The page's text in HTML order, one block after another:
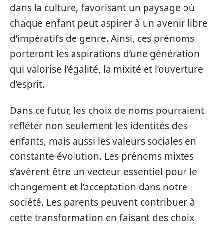
dans la culture, favorisant un paysage où
chaque enfant peut aspirer à un avenir libre
d’impératifs de genre. Ainsi, ces prénoms
porteront les aspirations d’une génération
qui valorise l’égalité, la mixité et l’ouverture
d’esprit.
Dans ce futur, les choix de noms pourraient
refléter non seulement les identités des
enfants, mais aussi les valeurs sociales en
constante évolution. Les prénoms mixtes
s’avèrent être un vecteur essentiel pour le
changement et l’acceptation dans notre
société. Les parents peuvent contribuer à
cette transformation en faisant des choix